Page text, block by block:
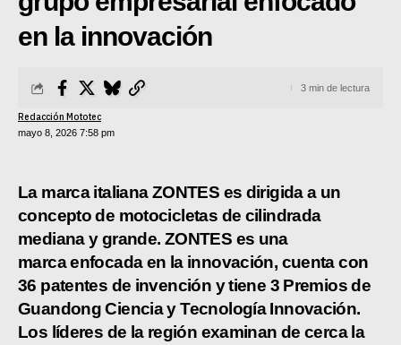
MINICROSS
HARD ENDURO
CROSS COUNTRY
MOTOS ACUÁTICAS
NOTICIAS
INTERNACIONALES
en la innovación
mayo 8, 2026 7:58 pm
Redacción Mototec
3 min de lectura
La marca italiana ZONTES es dirigida a un
concepto de motocicletas de cilindrada
mediana y grande. ZONTES es una
marca enfocada en la innovación, cuenta con
36 patentes de invención y tiene 3 Premios de
Guandong Ciencia y Tecnología Innovación.
Los líderes de la región examinan de cerca la